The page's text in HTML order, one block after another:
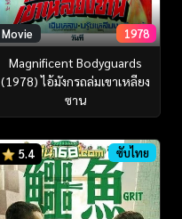
Movie 1978
Magnificent Bodyguards
(1978) ไอ้มังกรถล่มเขาเหลียง
ซาน
5.4 ซับไทย